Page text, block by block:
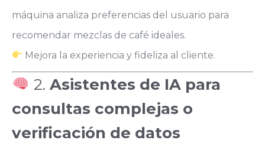
máquina analiza preferencias del usuario para
recomendar mezclas de café ideales.
Mejora la experiencia y fideliza al cliente.
2. Asistentes de IA para
consultas complejas o
verificación de datos